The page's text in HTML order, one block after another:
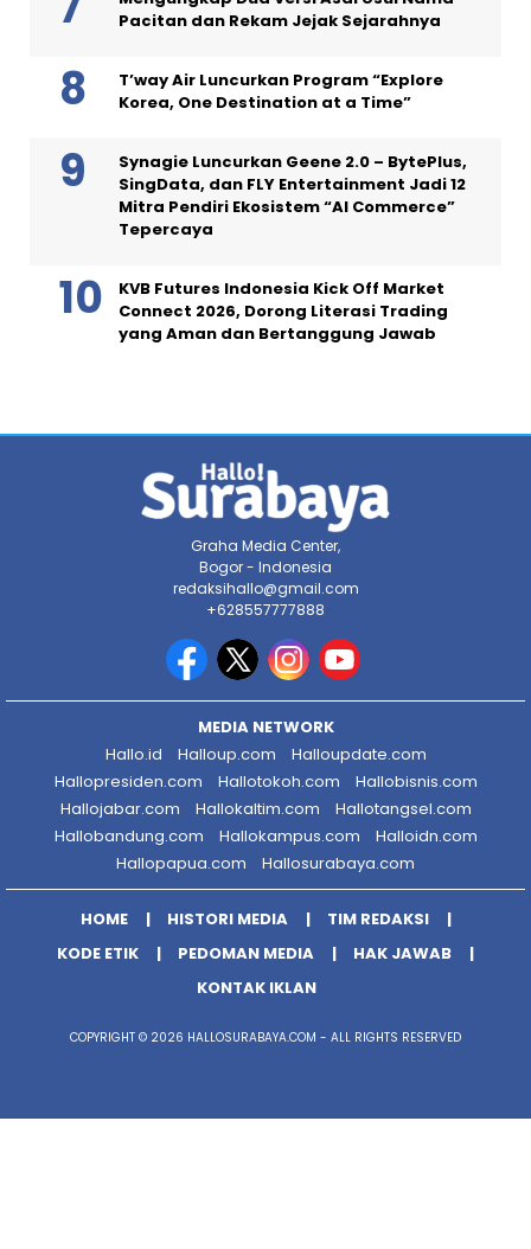
Pacitan dan Rekam Jejak Sejarahnya
T’way Air Luncurkan Program “Explore
Korea, One Destination at a Time”
Synagie Luncurkan Geene 2.0 – BytePlus,
SingData, dan FLY Entertainment Jadi 12
Mitra Pendiri Ekosistem “AI Commerce”
Tepercaya
KVB Futures Indonesia Kick Off Market
Connect 2026, Dorong Literasi Trading
yang Aman dan Bertanggung Jawab
Graha Media Center,
Bogor - Indonesia
redaksihallo@gmail.com
+628557777888
MEDIA NETWORK
Hallo.id
Halloup.com
Halloupdate.com
Hallopresiden.com
Hallotokoh.com
Hallobisnis.com
Hallojabar.com
Hallokaltim.com
Hallotangsel.com
Hallobandung.com
Hallokampus.com
Halloidn.com
Hallopapua.com
Hallosurabaya.com
HOME HISTORI MEDIA
TIM REDAKSI
KODE ETIK
PEDOMAN MEDIA
HAK JAWAB
KONTAK IKLAN
COPYRIGHT © 2026 HALLOSURABAYA.COM - ALL RIGHTS RESERVED